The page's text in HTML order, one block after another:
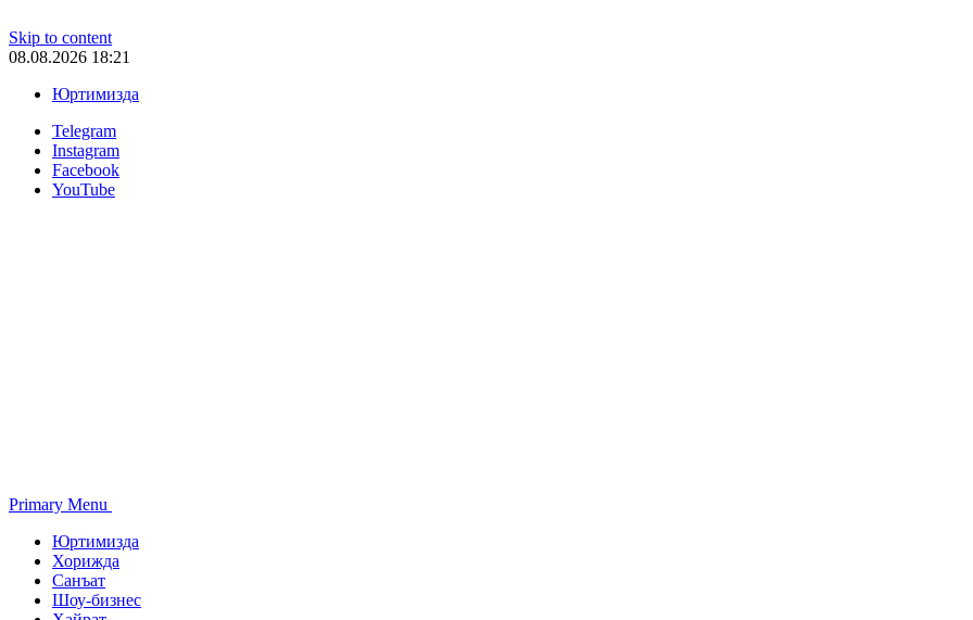
Skip to content
08.08.2026 18:21
Юртимизда
Telegram
Instagram
Facebook
YouTube
Primary Menu
Юртимизда
Хорижда
Санъат
Шоу-бизнес